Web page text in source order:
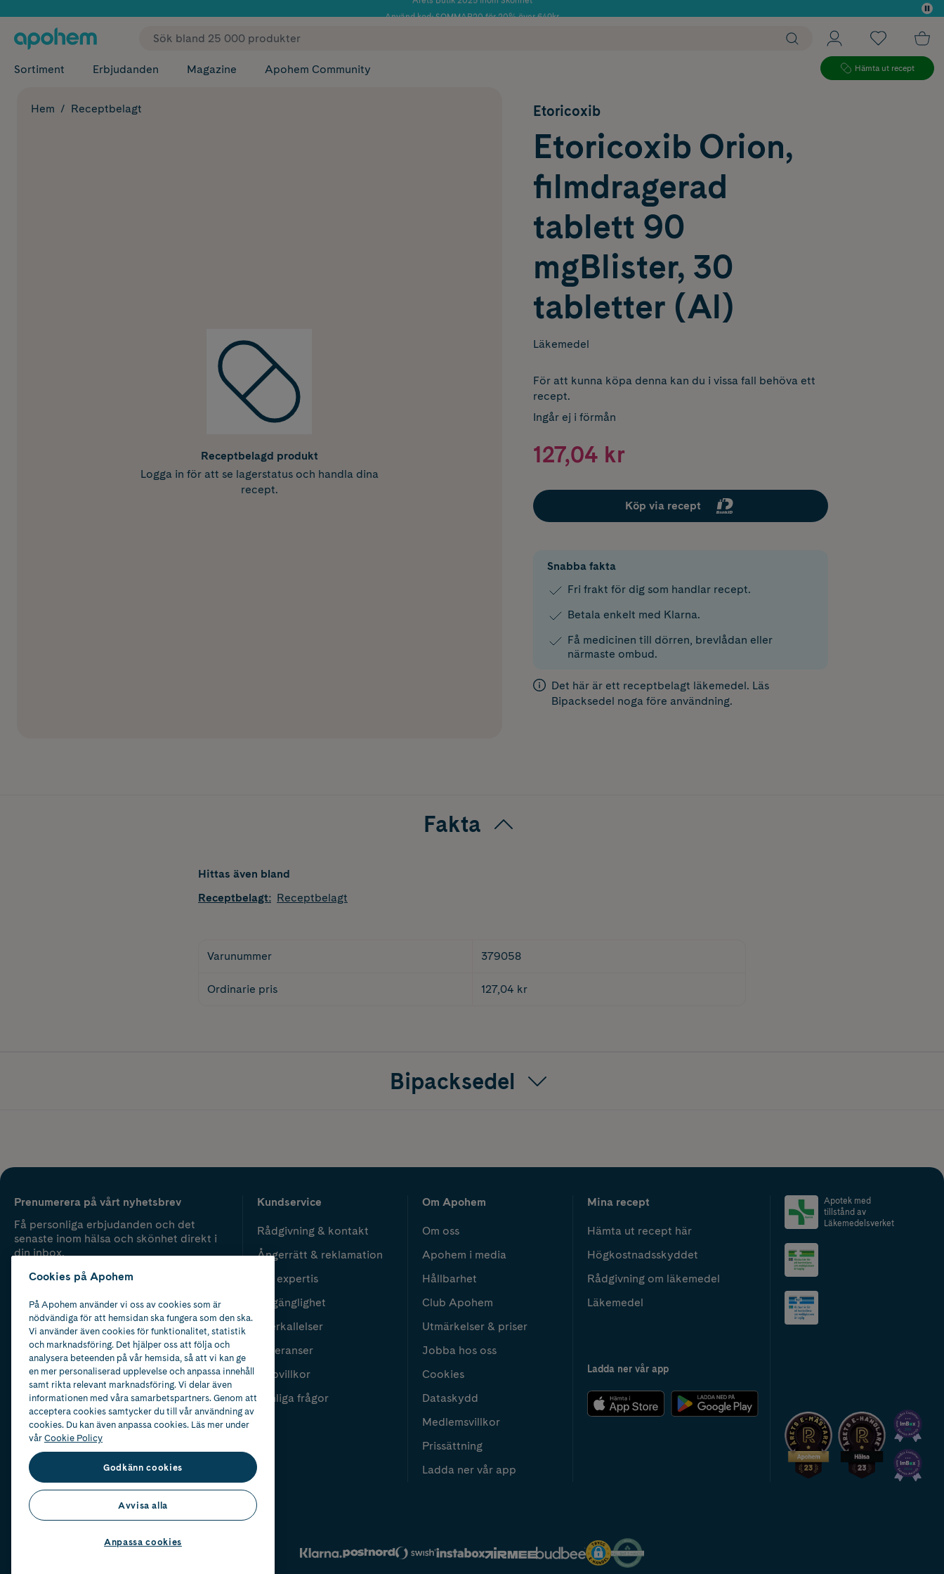
✓ Fri frakt
Sortiment Erbjudanden Magazine Apohem Community Hämta ut recept
Hem Receptbelagt
Receptbelagd produkt
Logga in för att se lagerstatus och handla dina
recept.
Etoricoxib
Etoricoxib Orion,
filmdragerad
tablett 90
mgBlister, 30
tabletter (Al)
Läkemedel
För att kunna köpa denna kan du i vissa fall behöva ett
recept.
Ingår ej i förmån
127,04 kr
Köp via recept
Snabba fakta
Fri frakt för dig som handlar recept.
Betala enkelt med Klarna.
Få medicinen till dörren, brevlådan eller
närmaste ombud.
Det här är ett receptbelagt läkemedel. Läs
Bipacksedel noga före användning.
Fakta
Hittas även bland
Receptbelagt: Receptbelagt
Varunummer 379058
Ordinarie pris 127,04 kr
Bipacksedel
Prenumerera på vårt nyhetsbrev
Få personliga erbjudanden och det
senaste inom hälsa och skönhet direkt i
din inbox.
Kundservice
Rådgivning & kontakt
Ångerrätt & reklamation
Vår expertis
Tillgänglighet
Återkallelser
Leveranser
Köpvillkor
Vanliga frågor
Om Apohem
Om oss
Apohem i media
Hållbarhet
Club Apohem
Utmärkelser & priser
Jobba hos oss
Cookies
Dataskydd
Medlemsvillkor
Prissättning
Ladda ner vår app
Mina recept
Hämta ut recept här
Högkostnadsskyddet
Rådgivning om läkemedel
Läkemedel
Ladda ner vår app
Apotek med
tillstånd av
Läkemedelsverket
2024
Cookies på Apohem
På Apohem använder vi oss av cookies som är
nödvändiga för att hemsidan ska fungera som den ska.
Vi använder även cookies för funktionalitet, statistik
och marknadsföring. Det hjälper oss att följa och
analysera beteenden på vår hemsida, så att vi kan ge
en mer personaliserad upplevelse och anpassa innehåll
samt rikta relevant marknadsföring. Vi delar även
informationen med våra samarbetspartners. Genom att
acceptera cookies samtycker du till vår användning av
cookies. Du kan även anpassa cookies. Läs mer under
vårCookie Policy
Godkänn cookies
Avvisa alla
Anpassa cookies